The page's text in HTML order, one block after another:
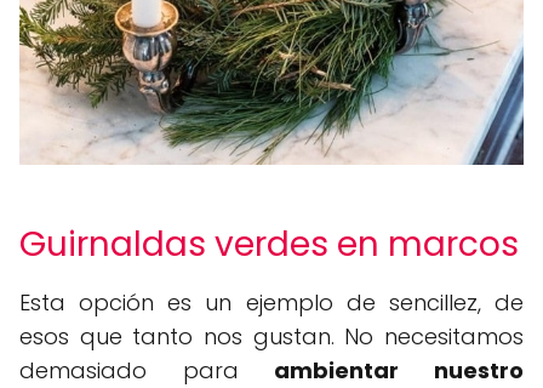
Guirnaldas verdes en marcos
Esta opción es un ejemplo de sencillez, de
esos que tanto nos gustan. No necesitamos
demasiado para ambientar nuestro